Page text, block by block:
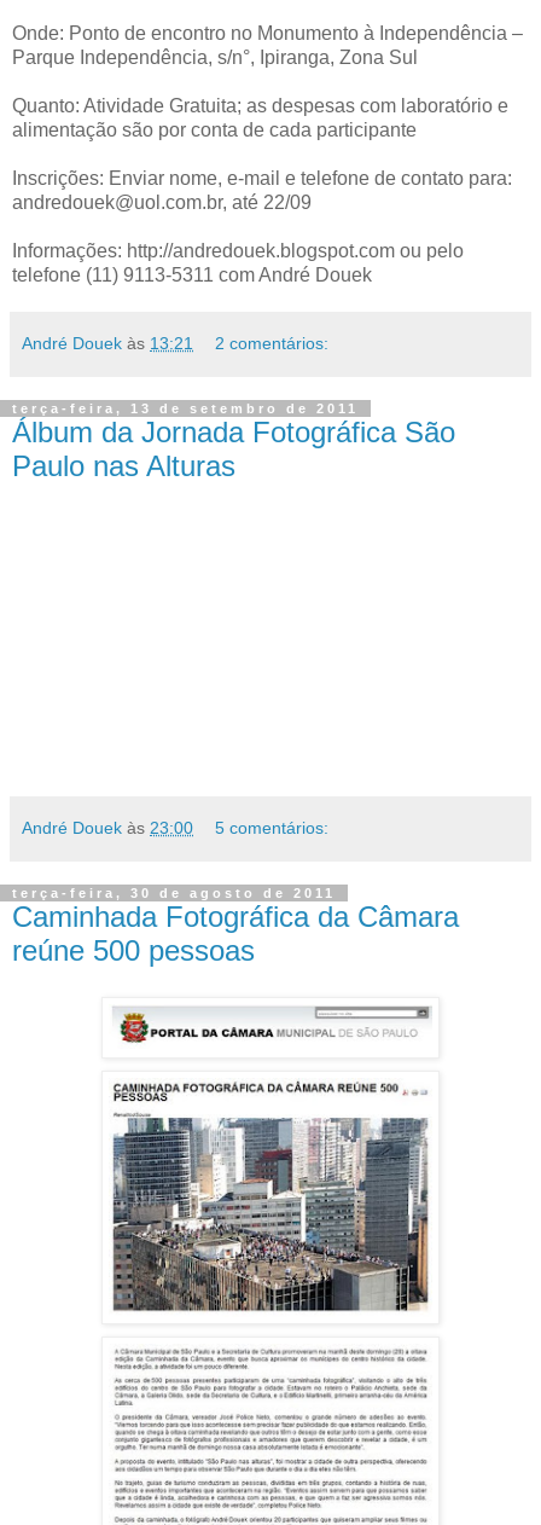
Onde: Ponto de encontro no Monumento à Independência –
Parque Independência, s/n°, Ipiranga, Zona Sul
Quanto: Atividade Gratuita; as despesas com laboratório e
alimentação são por conta de cada participante
Inscrições: Enviar nome, e-mail e telefone de contato para:
andredouek@uol.com.br, até 22/09
Informações: http://andredouek.blogspot.com ou pelo
telefone (11) 9113-5311 com André Douek
André Douek às 13:21 2 comentários:
terça-feira, 13 de setembro de 2011
Álbum da Jornada Fotográfica São
Paulo nas Alturas
André Douek às 23:00 5 comentários:
terça-feira, 30 de agosto de 2011
Caminhada Fotográfica da Câmara
reúne 500 pessoas